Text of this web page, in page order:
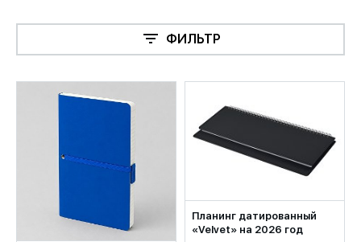
ФИЛЬТР
Планинг датированный
«Velvet» на 2026 год